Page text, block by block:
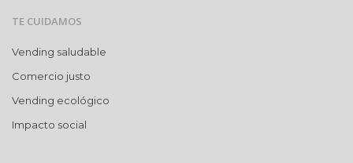
TE CUIDAMOS
Vending saludable
Comercio justo
Vending ecológico
Impacto social